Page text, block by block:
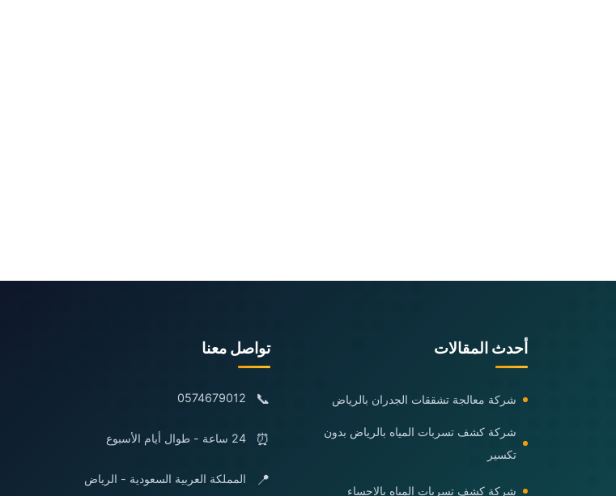
أحدث المقالات
شركة معالجة تشققات الجدران بالرياض
شركة كشف تسربات المياه بالرياض بدون
تكسير
شركة كشف تسربات المياه بالاحساء
تواصل معنا
📞
0574679012
⏰ 24 ساعة - طوال أيام الأسبوع
📍 المملكة العربية السعودية - الرياض